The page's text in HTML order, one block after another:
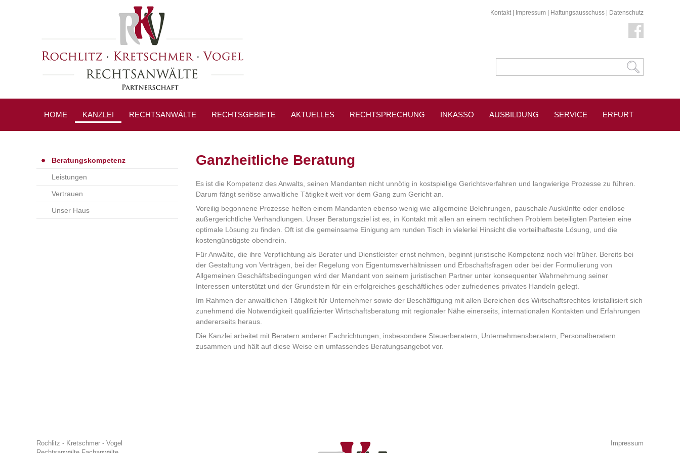
Kontakt| Impressum Haftungsausschuss Datenschutz
HOME KANZLEI RECHTSANWÄLTE RECHTSGEBIETE AKTUELLES RECHTSPRECHUNG INKASSO AUSBILDUNG SERVICE ERFURT
Beratungskompetenz
Leistungen
Vertrauen
Unser Haus
Ganzheitliche Beratung
Es ist die Kompetenz des Anwalts, seinen Mandanten nicht unnötig in kostspielige Gerichtsverfahren und langwierige Prozesse zu führen.
Darum fängt seriöse anwaltliche Tätigkeit weit vor dem Gang zum Gericht an.
Voreilig begonnene Prozesse helfen einem Mandanten ebenso wenig wie allgemeine Belehrungen, pauschale Auskünfte oder endlose
außergerichtliche Verhandlungen. Unser Beratungsziel ist es, in Kontakt mit allen an einem rechtlichen Problem beteiligten Parteien eine
optimale Lösung zu finden. Oft ist die gemeinsame Einigung am runden Tisch in vielerlei Hinsicht die vorteilhafteste Lösung, und die
kostengünstigste obendrein.
Für Anwälte, die ihre Verpflichtung als Berater und Dienstleister ernst nehmen, beginnt juristische Kompetenz noch viel früher. Bereits bei
der Gestaltung von Verträgen, bei der Regelung von Eigentumsverhältnissen und Erbschaftsfragen oder bei der Formulierung von
Allgemeinen Geschäftsbedingungen wird der Mandant von seinem juristischen Partner unter konsequenter Wahrnehmung seiner
Interessen unterstützt und der Grundstein für ein erfolgreiches geschäftliches oder zufriedenes privates Handeln gelegt.
Im Rahmen der anwaltlichen Tätigkeit für Unternehmer sowie der Beschäftigung mit allen Bereichen des Wirtschaftsrechtes kristallisiert sich
zunehmend die Notwendigkeit qualifizierter Wirtschaftsberatung mit regionaler Nähe einerseits, internationalen Kontakten und Erfahrungen
andererseits heraus.
Die Kanzlei arbeitet mit Beratern anderer Fachrichtungen, insbesondere Steuerberatern, Unternehmensberatern, Personalberatern
zusammen und hält auf diese Weise ein umfassendes Beratungsangebot vor.
Rochlitz - Kretschmer - Vogel
Impressum